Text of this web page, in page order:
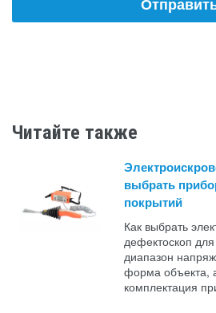
Читайте также
выбрать
покрытий
Как выбрать
дефектоскоп
диапазон
форма объекта,
комплектация